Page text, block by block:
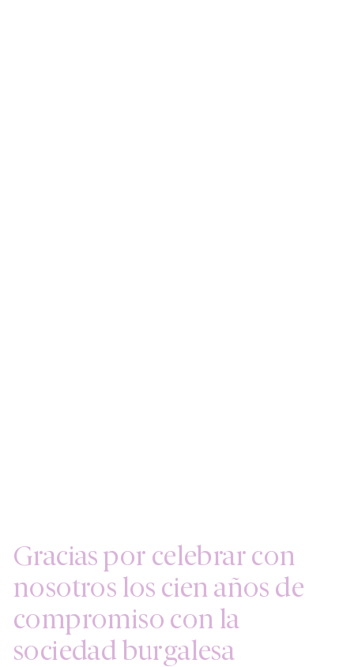
Gracias por celebrar con
nosotros los cien años de
compromiso con la
sociedad burgalesa